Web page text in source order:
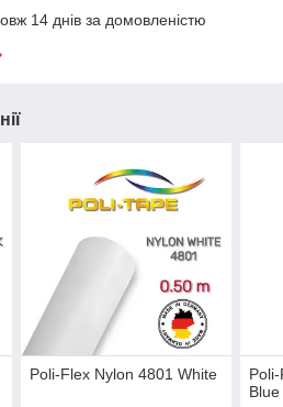
14 днів за домовленістю
Poli-Flex Nylon 4801 White
Blue